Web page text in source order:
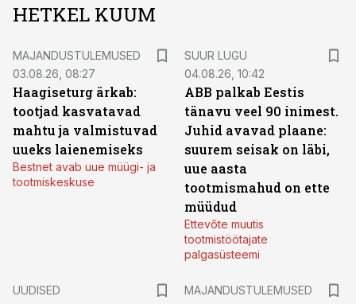
HETKEL KUUM
MAJANDUSTULEMUSED
03.08.26, 08:27
Haagiseturg ärkab:
tootjad kasvatavad
mahtu ja valmistuvad
uueks laienemiseks
Bestnet avab uue müügi- ja
tootmiskeskuse
SUUR LUGU
04.08.26, 10:42
ABB palkab Eestis
tänavu veel 90 inimest.
Juhid avavad plaane:
suurem seisak on läbi,
uue aasta
tootmismahud on ette
müüdud
Ettevõte muutis
tootmistöötajate
palgasüsteemi
UUDISED
MAJANDUSTULEMUSED